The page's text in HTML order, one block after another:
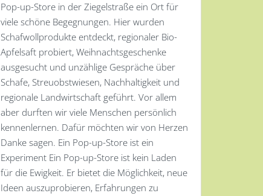
Pop-up-Store in der Ziegelstraße ein Ort für
viele schöne Begegnungen. Hier wurden
Schafwollprodukte entdeckt, regionaler Bio-
Apfelsaft probiert, Weihnachtsgeschenke
ausgesucht und unzählige Gespräche über
Schafe, Streuobstwiesen, Nachhaltigkeit und
regionale Landwirtschaft geführt. Vor allem
aber durften wir viele Menschen persönlich
kennenlernen. Dafür möchten wir von Herzen
Danke sagen. Ein Pop-up-Store ist ein
Experiment Ein Pop-up-Store ist kein Laden
für die Ewigkeit. Er bietet die Möglichkeit, neue
Ideen auszuprobieren, Erfahrungen zu